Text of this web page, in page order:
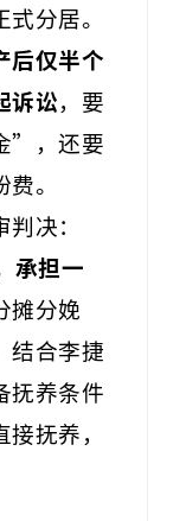
分居。
后仅半个
诉讼，要
”，还要
。
决：
承担一
摊分娩
结合李捷
抚养条件
抚养，